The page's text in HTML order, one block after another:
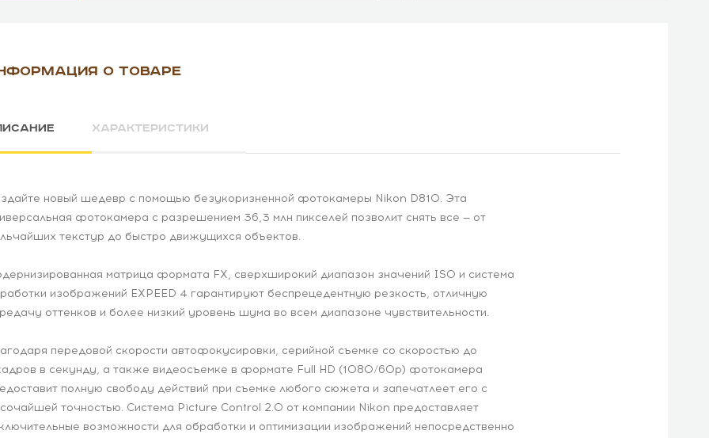
О ТОВАРЕ
ХАРАКТЕРИСТИКИ
новый шедевр с помощью безукоризненной фотокамеры Nikon D810. Эта
фотокамера с разрешением 36,3 млн пикселей позволит снять все — от
текстур до быстро движущихся объектов.
матрица формата FX, сверхширокий диапазон значений ISO и система
изображений EXPEED 4 гарантируют беспрецедентную резкость, отличную
оттенков и более низкий уровень шума во всем диапазоне чувствительности.
передовой скорости автофокусировки, серийной съемке со скоростью до
в секунду, а также видеосъемке в формате Full HD (1080/60p) фотокамера
полную свободу действий при съемке любого сюжета и запечатлеет его с
точностью. Система Picture Control 2.0 от компании Nikon предоставляет
возможности для обработки и оптимизации изображений непосредственно